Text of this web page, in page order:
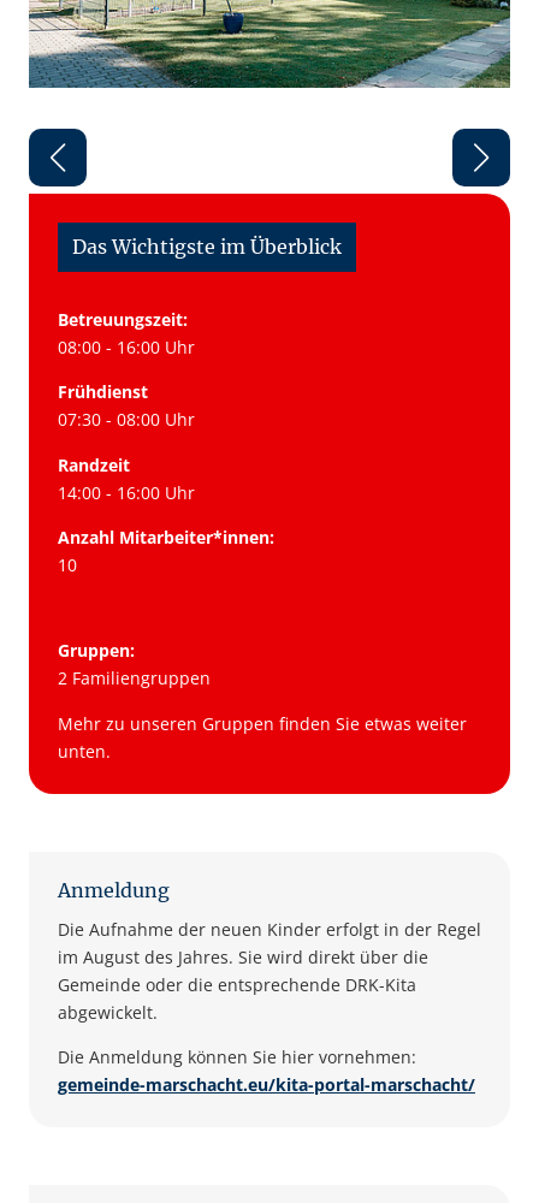
Das Wichtigste im Überblick
Betreuungszeit:
08:00 - 16:00 Uhr
Frühdienst
07:30 - 08:00 Uhr
Randzeit
14:00 - 16:00 Uhr
Anzahl Mitarbeiter*innen:
10
Gruppen:
2 Familiengruppen
Mehr zu unseren Gruppen finden Sie etwas weiter
unten.
Anmeldung
Die Aufnahme der neuen Kinder erfolgt in der Regel
im August des Jahres. Sie wird direkt über die
Gemeinde oder die entsprechende DRK-Kita
abgewickelt.
Die Anmeldung können Sie hier vornehmen:
gemeinde-marschacht.eu/kita-portal-marschacht/